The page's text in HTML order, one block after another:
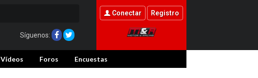
Síguenos:
Conectar Registro
Vídeos Foros Encuestas